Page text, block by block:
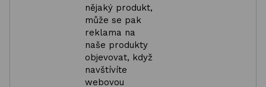
nějaký produkt,
může se pak
reklama na
naše produkty
objevovat, když
navštívíte
webovou